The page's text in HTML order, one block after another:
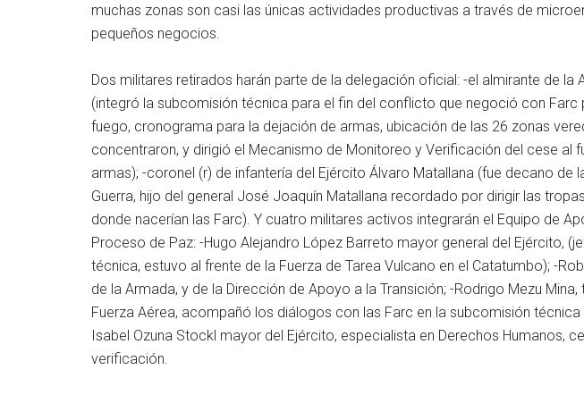
muchas zonas son casi las únicas actividades productivas a través de
pequeños negocios.
Dos militares retirados harán parte de la delegación oficial: -el almirante de la
(integró la subcomisión técnica para el fin del conflicto que negoció con
fuego, cronograma para la dejación de armas, ubicación de las 26 zonas
concentraron, y dirigió el Mecanismo de Monitoreo y Verificación del cese al
armas); -coronel (r) de infantería del Ejército Álvaro Matallana (fue decano de
Guerra, hijo del general José Joaquín Matallana recordado por dirigir las
donde nacerían las Farc). Y cuatro militares activos integrarán el Equipo de
Proceso de Paz: -Hugo Alejandro López Barreto mayor general del Ejército,
técnica, estuvo al frente de la Fuerza de Tarea Vulcano en el Catatumbo); -
de la Armada, y de la Dirección de Apoyo a la Transición; -Rodrigo Mezu
Fuerza Aérea, acompañó los diálogos con las Farc en la subcomisión
Isabel Ozuna Stockl mayor del Ejército, especialista en Derechos Humanos,
verificación.